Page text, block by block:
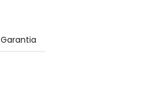
Garantia